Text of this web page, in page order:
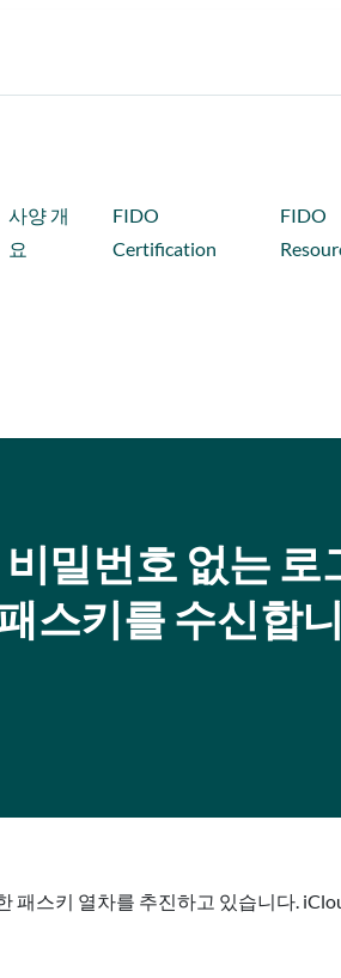
사양 개
요
FIDO
Certification
FIDO
밀번호 없는
스키를 수신합
패스키 열차를 추진하고 있습니다.